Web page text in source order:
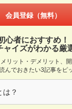
会員登録（無料）
心者におすすめ！
ャイズがわかる厳
リット・デメリット、
んでおきたい3記事をピ
？